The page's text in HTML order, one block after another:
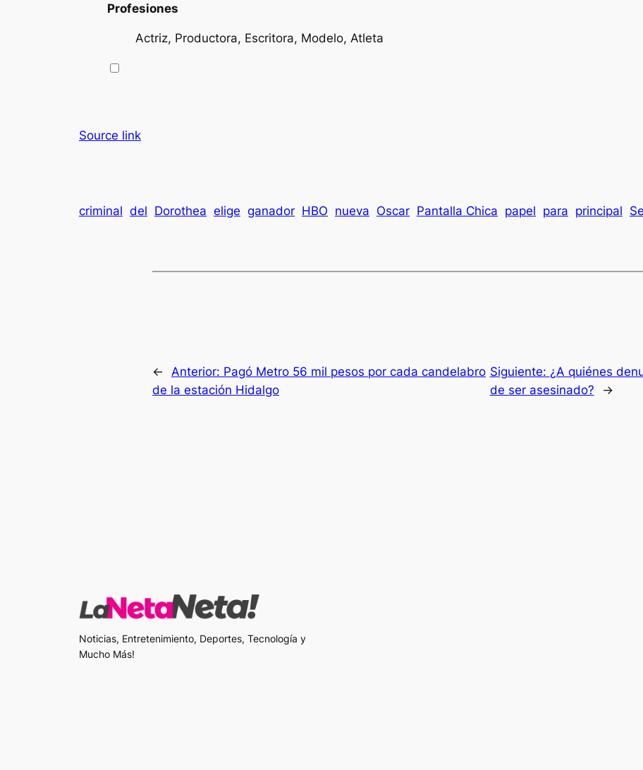
Profesiones
Actriz, Productora, Escritora, Modelo, Atleta
Source link
criminal del Dorothea elige ganador HBO nueva Oscar Pantalla Chica papel para principal
← Anterior: Pagó Metro 56 mil pesos por cada candelabro
de la estación Hidalgo
Siguiente: ¿A quiénes
de ser asesinado?
→
Noticias, Entretenimiento, Deportes, Tecnología y
Mucho Más!